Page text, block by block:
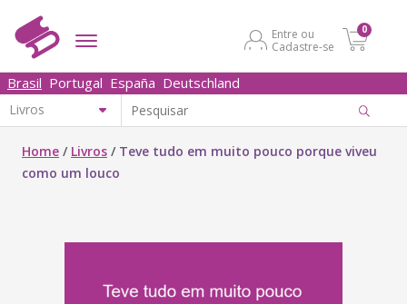
Entre ou
Cadastre-se
0
Brasil Portugal España Deutschland
Home / Livros / Teve tudo em muito pouco porque viveu
como um louco